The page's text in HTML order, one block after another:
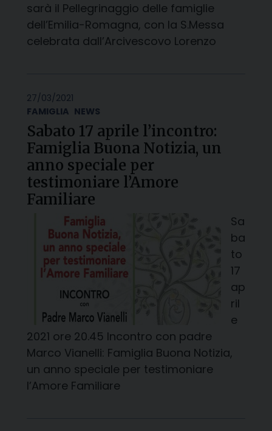
sarà il Pellegrinaggio delle famiglie
dell’Emilia-Romagna, con la S.Messa
celebrata dall’Arcivescovo Lorenzo
27/03/2021
FAMIGLIA NEWS
Sabato 17 aprile l’incontro:
Famiglia Buona Notizia, un
anno speciale per
testimoniare l’Amore
Familiare
Sa
ba
to
17
ap
ril
e
2021 ore 20.45 Incontro con padre
Marco Vianelli: Famiglia Buona Notizia,
un anno speciale per testimoniare
l’Amore Familiare